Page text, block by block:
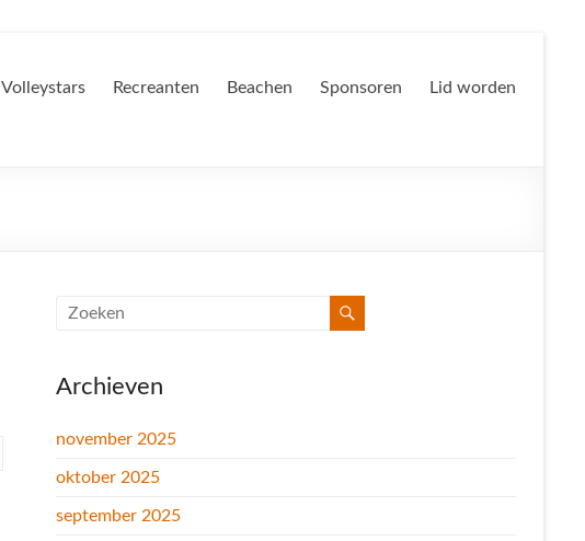
Volleystars Recreanten Beachen Sponsoren Lid worden
Archieven
november 2025
oktober 2025
september 2025